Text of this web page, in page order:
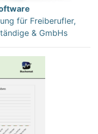
für Freiberufler,
& GmbHs